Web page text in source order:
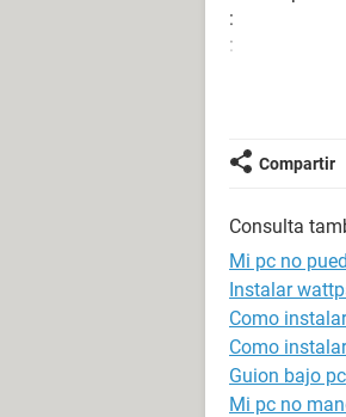
:
:
Compartir
Consulta
Mi pc no
Instalar
Como
Como
Guion bajo pc
Mi pc no